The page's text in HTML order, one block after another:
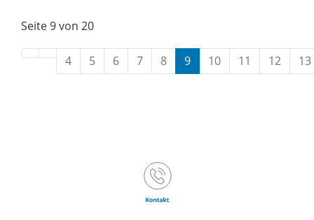
Seite 9 von 20
4 5 6 7 8 9 10 11 12 13